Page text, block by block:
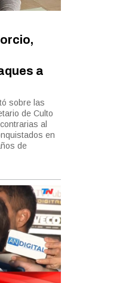
a
sobre las
de Culto
al
en
de